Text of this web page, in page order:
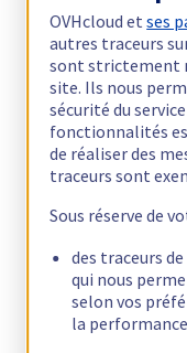
OVHcloud etses
autres traceurs
sont strictement
site. Ils nous
sécurité du
fonctionnalités
de réaliser des
traceurs sont
Sous réserve de
des traceurs
qui nous
selon vos
la